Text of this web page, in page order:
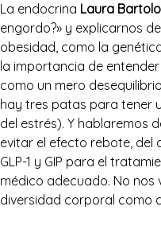
La endocrina Laura
engordo?» y explicarnos
obesidad, como la
la importancia de
como un mero
hay tres patas para tener
del estrés). Y hablaremos
evitar el efecto rebote, del
GLP-1 y GIP para el
médico adecuado. No
diversidad corporal como